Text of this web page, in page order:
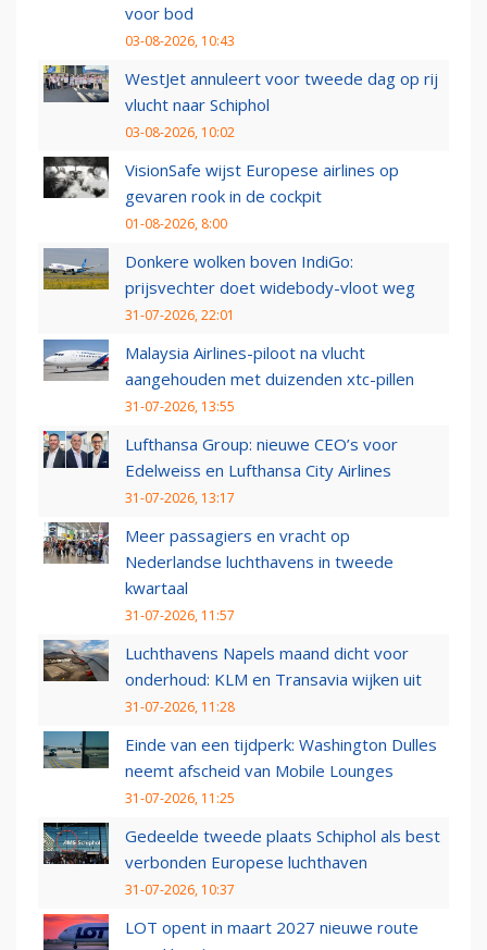
voor bod
03-08-2026, 10:43
WestJet annuleert voor tweede dag op rij
vlucht naar Schiphol
03-08-2026, 10:02
VisionSafe wijst Europese airlines op
gevaren rook in de cockpit
01-08-2026, 8:00
Donkere wolken boven IndiGo:
prijsvechter doet widebody-vloot weg
31-07-2026, 22:01
Malaysia Airlines-piloot na vlucht
aangehouden met duizenden xtc-pillen
31-07-2026, 13:55
Lufthansa Group: nieuwe CEO’s voor
Edelweiss en Lufthansa City Airlines
31-07-2026, 13:17
Meer passagiers en vracht op
Nederlandse luchthavens in tweede
kwartaal
31-07-2026, 11:57
Luchthavens Napels maand dicht voor
onderhoud: KLM en Transavia wijken uit
31-07-2026, 11:28
Einde van een tijdperk: Washington Dulles
neemt afscheid van Mobile Lounges
31-07-2026, 11:25
Gedeelde tweede plaats Schiphol als best
verbonden Europese luchthaven
31-07-2026, 10:37
LOT opent in maart 2027 nieuwe route